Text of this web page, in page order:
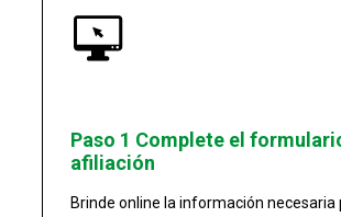
Paso 1 Complete el
afiliación
Brinde online la información necesaria